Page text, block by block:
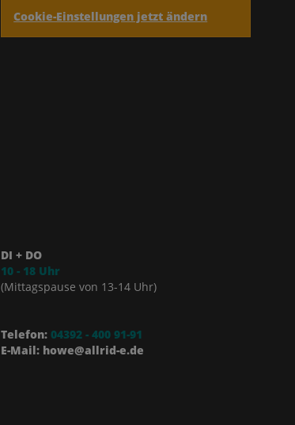
Cookie-Einstellungen jetzt ändern
DI + DO
10 - 18 Uhr
(Mittagspause von 13-14 Uhr)
Telefon: 04392 - 400 91-91
E-Mail: howe@allrid-e.de